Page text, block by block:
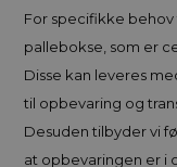
For specifikke
pallebokse, som er
Disse kan leveres
til opbevaring og
Desuden tilbyder vi
at opbevaringen er i